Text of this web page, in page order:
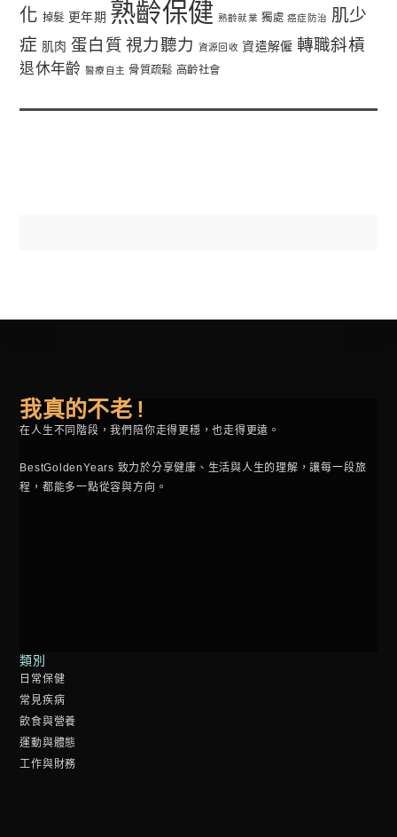
化 掉髮 更年期 熟齡保健 熟齡就業 獨處 癌症防治 肌少
症 肌肉 蛋白質 視力聽力 資源回收 資遣解僱 轉職斜槓
退休年齡 醫療自主 骨質疏鬆 高齡社會
我真的不老 !
在人生不同階段，我們陪你走得更穩，也走得更遠。
BestGoldenYears 致力於分享健康、生活與人生的理解，讓每一段旅
程，都能多一點從容與方向。
類別
日常保健
常見疾病
飲食與營養
運動與體態
工作與財務